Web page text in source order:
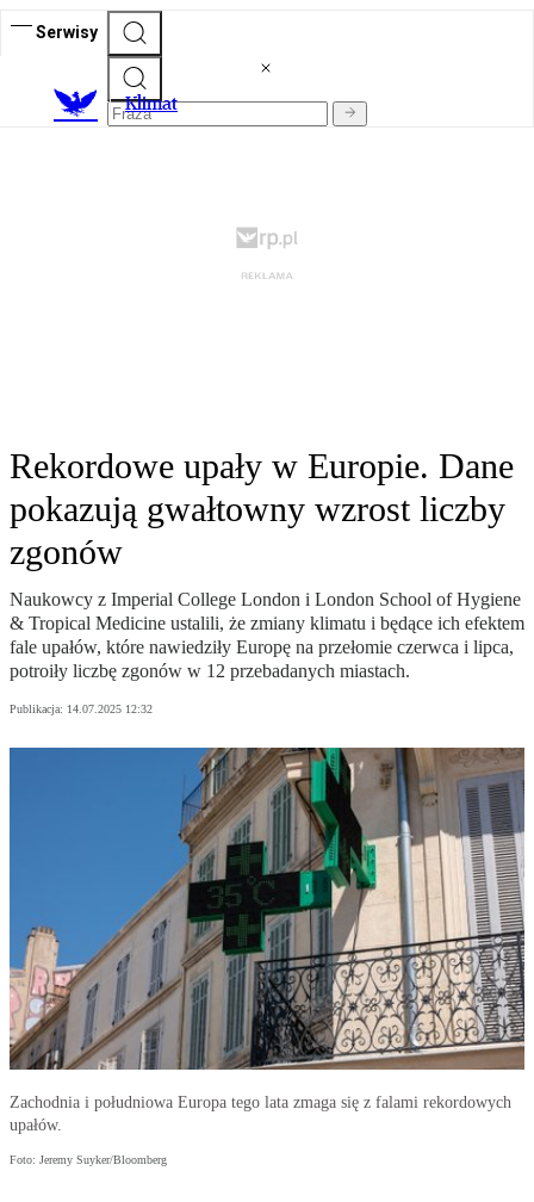
Serwisy
Klimat
Rekordowe upały w Europie. Dane
pokazują gwałtowny wzrost liczby
zgonów
Naukowcy z Imperial College London i London School of Hygiene
& Tropical Medicine ustalili, że zmiany klimatu i będące ich efektem
fale upałów, które nawiedziły Europę na przełomie czerwca i lipca,
potroiły liczbę zgonów w 12 przebadanych miastach.
Publikacja: 14.07.2025 12:32
Zachodnia i południowa Europa tego lata zmaga się z falami rekordowych
upałów.
Foto: Jeremy Suyker/Bloomberg